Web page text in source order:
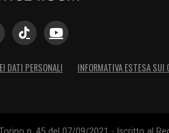
DATI PERSONALI INFORMATIVA ESTESA SUI